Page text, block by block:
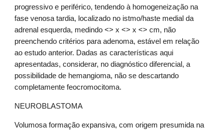
progressivo e periférico, tendendo à homogeneização na
fase venosa tardia, localizado no istmo/haste medial da
adrenal esquerda, medindo <> x <> x <> cm, não
preenchendo critérios para adenoma, estável em relação
ao estudo anterior. Dadas as características aqui
apresentadas, considerar, no diagnóstico diferencial, a
possibilidade de hemangioma, não se descartando
completamente feocromocitoma.
NEUROBLASTOMA
Volumosa formação expansiva, com origem presumida na